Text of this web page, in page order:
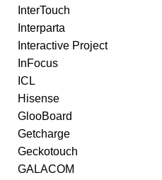
InterTouch
Interparta
Interactive Project
InFocus
ICL
Hisense
GlooBoard
Getcharge
Geckotouch
GALACOM